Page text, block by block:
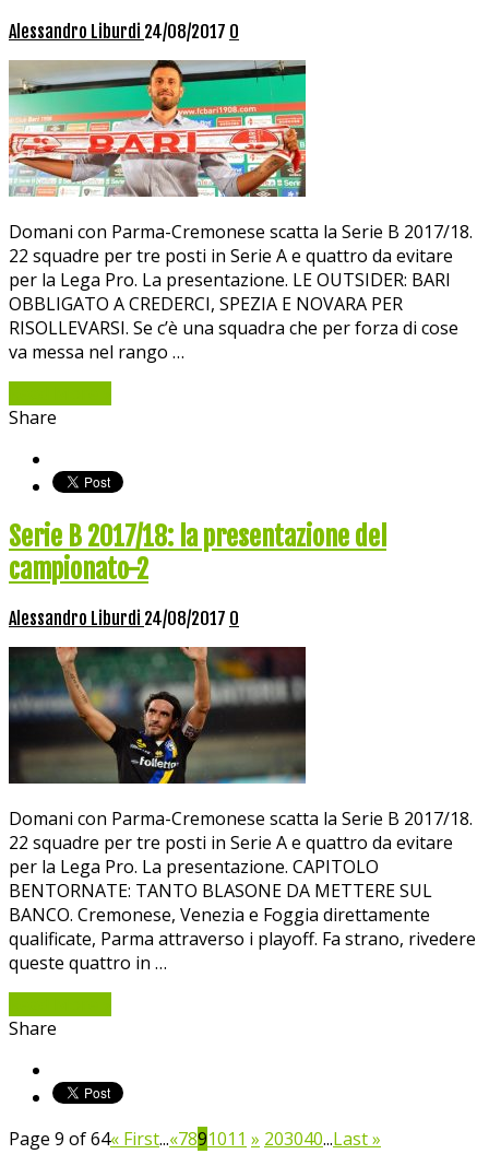
Alessandro Liburdi 24/08/2017 0
Domani con Parma-Cremonese scatta la Serie B 2017/18.
22 squadre per tre posti in Serie A e quattro da evitare
per la Lega Pro. La presentazione. LE OUTSIDER: BARI
OBBLIGATO A CREDERCI, SPEZIA E NOVARA PER
RISOLLEVARSI. Se c’è una squadra che per forza di cose
va messa nel rango …
Share
Serie B 2017/18: la presentazione del
campionato-2
Alessandro Liburdi 24/08/2017 0
Domani con Parma-Cremonese scatta la Serie B 2017/18.
22 squadre per tre posti in Serie A e quattro da evitare
per la Lega Pro. La presentazione. CAPITOLO
BENTORNATE: TANTO BLASONE DA METTERE SUL
BANCO. Cremonese, Venezia e Foggia direttamente
qualificate, Parma attraverso i playoff. Fa strano, rivedere
queste quattro in …
Share
Page 9 of 64« First...«7891011 » 203040...Last »